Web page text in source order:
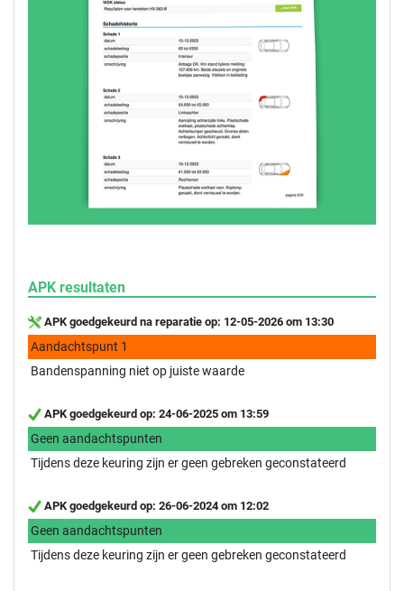
APK resultaten
APK goedgekeurd na reparatie op: 12-05-2026 om 13:30
Aandachtspunt 1
Bandenspanning niet op juiste waarde
APK goedgekeurd op: 24-06-2025 om 13:59
Geen aandachtspunten
Tijdens deze keuring zijn er geen gebreken geconstateerd
APK goedgekeurd op: 26-06-2024 om 12:02
Geen aandachtspunten
Tijdens deze keuring zijn er geen gebreken geconstateerd